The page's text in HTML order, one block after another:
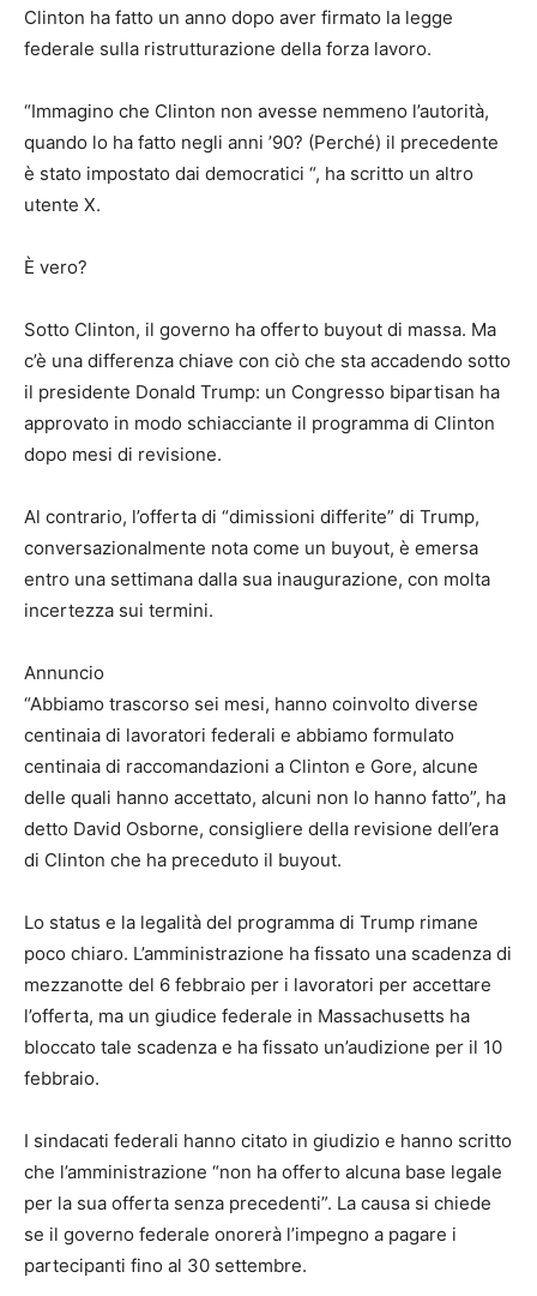
Clinton ha fatto un anno dopo aver firmato la legge
federale sulla ristrutturazione della forza lavoro.
“Immagino che Clinton non avesse nemmeno l’autorità,
quando lo ha fatto negli anni ’90? (Perché) il precedente
è stato impostato dai democratici “, ha scritto un altro
utente X.
È vero?
Sotto Clinton, il governo ha offerto buyout di massa. Ma
c’è una differenza chiave con ciò che sta accadendo sotto
il presidente Donald Trump: un Congresso bipartisan ha
approvato in modo schiacciante il programma di Clinton
dopo mesi di revisione.
Al contrario, l’offerta di “dimissioni differite” di Trump,
conversazionalmente nota come un buyout, è emersa
entro una settimana dalla sua inaugurazione, con molta
incertezza sui termini.
Annuncio
“Abbiamo trascorso sei mesi, hanno coinvolto diverse
centinaia di lavoratori federali e abbiamo formulato
centinaia di raccomandazioni a Clinton e Gore, alcune
delle quali hanno accettato, alcuni non lo hanno fatto”, ha
detto David Osborne, consigliere della revisione dell’era
di Clinton che ha preceduto il buyout.
Lo status e la legalità del programma di Trump rimane
poco chiaro. L’amministrazione ha fissato una scadenza di
mezzanotte del 6 febbraio per i lavoratori per accettare
l’offerta, ma un giudice federale in Massachusetts ha
bloccato tale scadenza e ha fissato un’audizione per il 10
febbraio.
I sindacati federali hanno citato in giudizio e hanno scritto
che l’amministrazione “non ha offerto alcuna base legale
per la sua offerta senza precedenti”. La causa si chiede
se il governo federale onorerà l’impegno a pagare i
partecipanti fino al 30 settembre.